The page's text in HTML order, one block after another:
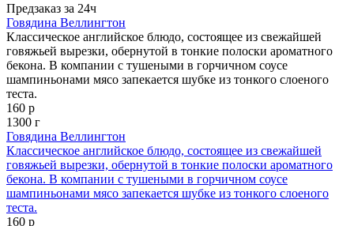
Предзаказ за 24ч
Говядина Веллингтон
Классическое английское блюдо, состоящее из свежайшей
говяжьей вырезки, обернутой в тонкие полоски ароматного
бекона. В компании с тушеными в горчичном соусе
шампиньонами мясо запекается шубке из тонкого слоеного
теста.
160 р
1300 г
Говядина Веллингтон
Классическое английское блюдо, состоящее из свежайшей
говяжьей вырезки, обернутой в тонкие полоски ароматного
бекона. В компании с тушеными в горчичном соусе
шампиньонами мясо запекается шубке из тонкого слоеного
теста.
160 р